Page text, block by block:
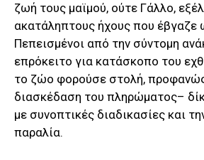
ζωή τους μαϊμού, ούτε Γάλλο,
ακατάληπτους ήχους που έβγαζε
Πεπεισμένοι από την σύντομη
επρόκειτο για κατάσκοπο του
το ζώο φορούσε στολή,
διασκέδαση του πληρώματος–
με συνοπτικές διαδικασίες και
παραλία.